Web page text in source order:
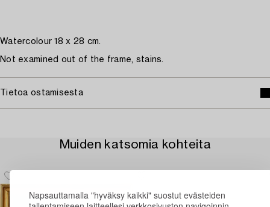
Napsauttamalla "hyväksy kaikki" suostut evästeiden
Watercolour 18 x 28 cm.
Not examined out of the frame, stains.
Tietoa ostamisesta
Muiden katsomia kohteita